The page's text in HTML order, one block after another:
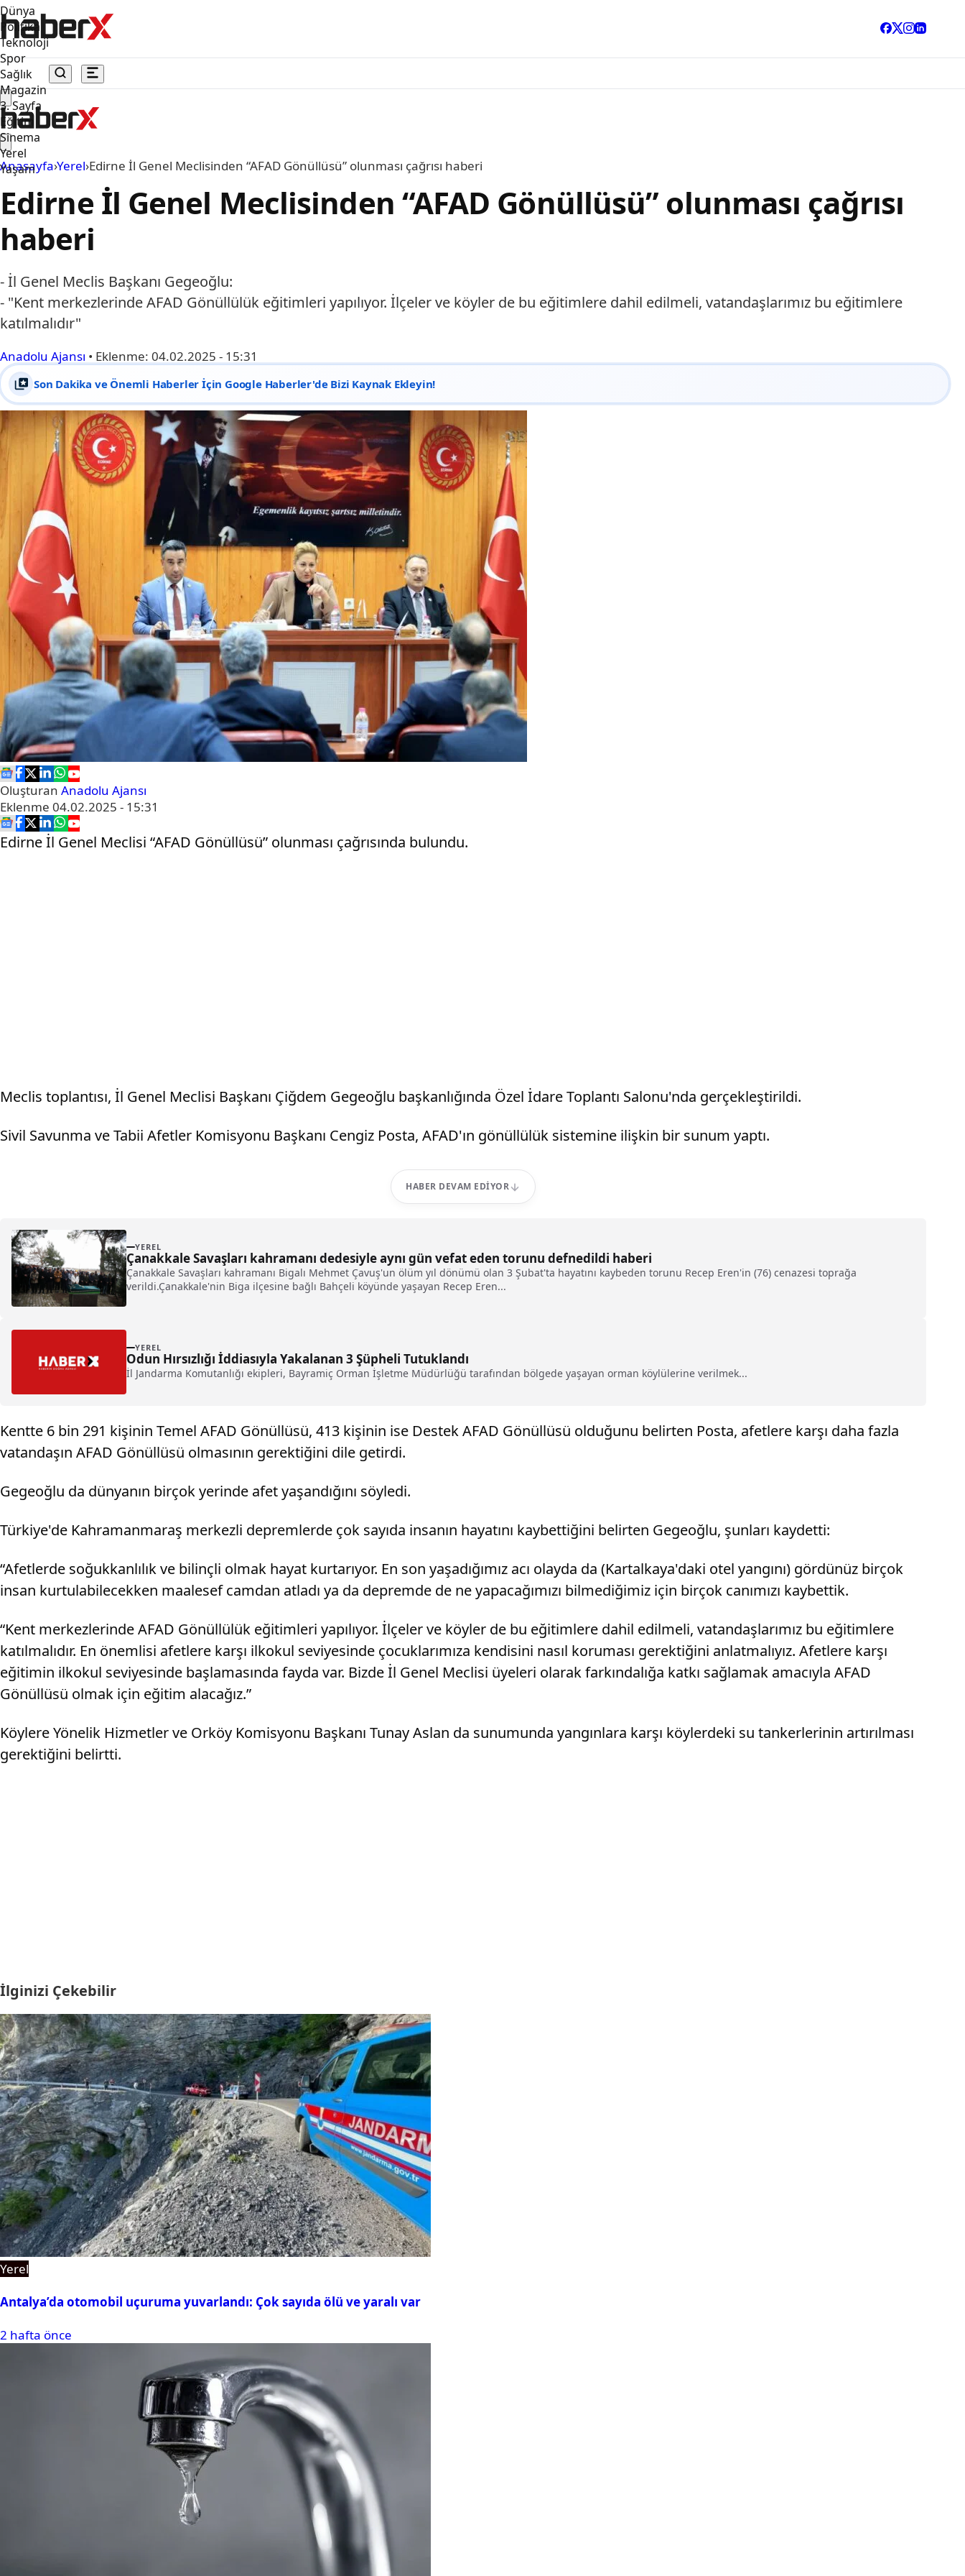
Dünya
Politika
Teknoloji
Spor
Sağlık
Magazin
3. Sayfa
Eğitim
Sinema
Yerel
Yaşam
Anasayfa›Yerel›Edirne İl Genel Meclisinden “AFAD Gönüllüsü” olunması çağrısı haberi
Edirne İl Genel Meclisinden “AFAD Gönüllüsü” olunması çağrısı
haberi
- İl Genel Meclis Başkanı Gegeoğlu:
- "Kent merkezlerinde AFAD Gönüllülük eğitimleri yapılıyor. İlçeler ve köyler de bu eğitimlere dahil edilmeli, vatandaşlarımız bu eğitimlere
katılmalıdır"
Anadolu Ajansı • Eklenme: 04.02.2025 - 15:31
Son Dakika ve Önemli Haberler İçin Google Haberler'de Bizi Kaynak Ekleyin!
Oluşturan Anadolu Ajansı
Eklenme 04.02.2025 - 15:31
Edirne İl Genel Meclisi “AFAD Gönüllüsü” olunması çağrısında bulundu.
Meclis toplantısı, İl Genel Meclisi Başkanı Çiğdem Gegeoğlu başkanlığında Özel İdare Toplantı Salonu'nda gerçekleştirildi.
Sivil Savunma ve Tabii Afetler Komisyonu Başkanı Cengiz Posta, AFAD'ın gönüllülük sistemine ilişkin bir sunum yaptı.
HABER DEVAM EDIYOR
YEREL
Çanakkale Savaşları kahramanı dedesiyle aynı gün vefat eden torunu defnedildi haberi
Çanakkale Savaşları kahramanı Bigalı Mehmet Çavuş'un ölüm yıl dönümü olan 3 Şubat'ta hayatını kaybeden torunu Recep Eren'in (76) cenazesi toprağa
verildi.Çanakkale'nin Biga ilçesine bağlı Bahçeli köyünde yaşayan Recep Eren...
YEREL
Odun Hırsızlığı İddiasıyla Yakalanan 3 Şüpheli Tutuklandı
İl Jandarma Komutanlığı ekipleri, Bayramiç Orman İşletme Müdürlüğü tarafından bölgede yaşayan orman köylülerine verilmek...
Kentte 6 bin 291 kişinin Temel AFAD Gönüllüsü, 413 kişinin ise Destek AFAD Gönüllüsü olduğunu belirten Posta, afetlere karşı daha fazla
vatandaşın AFAD Gönüllüsü olmasının gerektiğini dile getirdi.
Gegeoğlu da dünyanın birçok yerinde afet yaşandığını söyledi.
Türkiye'de Kahramanmaraş merkezli depremlerde çok sayıda insanın hayatını kaybettiğini belirten Gegeoğlu, şunları kaydetti:
“Afetlerde soğukkanlılık ve bilinçli olmak hayat kurtarıyor. En son yaşadığımız acı olayda da (Kartalkaya'daki otel yangını) gördünüz birçok
insan kurtulabilecekken maalesef camdan atladı ya da depremde de ne yapacağımızı bilmediğimiz için birçok canımızı kaybettik.
“Kent merkezlerinde AFAD Gönüllülük eğitimleri yapılıyor. İlçeler ve köyler de bu eğitimlere dahil edilmeli, vatandaşlarımız bu eğitimlere
katılmalıdır. En önemlisi afetlere karşı ilkokul seviyesinde çocuklarımıza kendisini nasıl koruması gerektiğini anlatmalıyız. Afetlere karşı
eğitimin ilkokul seviyesinde başlamasında fayda var. Bizde İl Genel Meclisi üyeleri olarak farkındalığa katkı sağlamak amacıyla AFAD
Gönüllüsü olmak için eğitim alacağız.”
Köylere Yönelik Hizmetler ve Orköy Komisyonu Başkanı Tunay Aslan da sunumunda yangınlara karşı köylerdeki su tankerlerinin artırılması
gerektiğini belirtti.
İlginizi Çekebilir
Yerel
Antalya’da otomobil uçuruma yuvarlandı: Çok sayıda ölü ve yaralı var
2 hafta önce